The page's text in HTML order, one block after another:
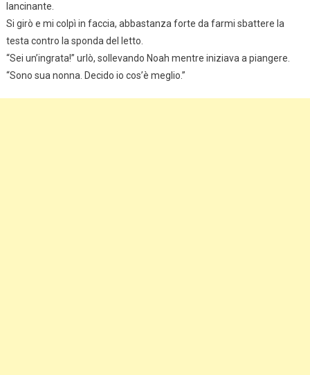
lancinante.
Si girò e mi colpì in faccia, abbastanza forte da farmi sbattere la
testa contro la sponda del letto.
“Sei un’ingrata!” urlò, sollevando Noah mentre iniziava a piangere.
“Sono sua nonna. Decido io cos’è meglio.”